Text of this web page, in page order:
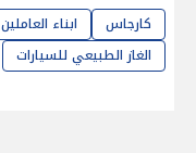
كارجاس
ابناء
الغاز الطبيعي للسيارات